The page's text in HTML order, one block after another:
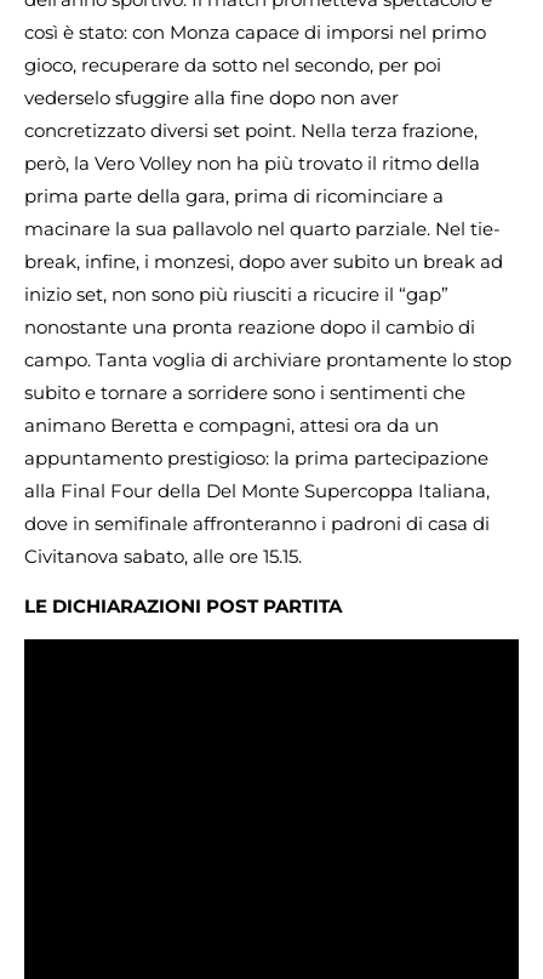
così è stato: con Monza capace di imporsi nel primo
gioco, recuperare da sotto nel secondo, per poi
vederselo sfuggire alla fine dopo non aver
concretizzato diversi set point. Nella terza frazione,
però, la Vero Volley non ha più trovato il ritmo della
prima parte della gara, prima di ricominciare a
macinare la sua pallavolo nel quarto parziale. Nel tie-
break, infine, i monzesi, dopo aver subito un break ad
inizio set, non sono più riusciti a ricucire il “gap”
nonostante una pronta reazione dopo il cambio di
campo. Tanta voglia di archiviare prontamente lo stop
subito e tornare a sorridere sono i sentimenti che
animano Beretta e compagni, attesi ora da un
appuntamento prestigioso: la prima partecipazione
alla Final Four della Del Monte Supercoppa Italiana,
dove in semifinale affronteranno i padroni di casa di
Civitanova sabato, alle ore 15.15.
LE DICHIARAZIONI POST PARTITA